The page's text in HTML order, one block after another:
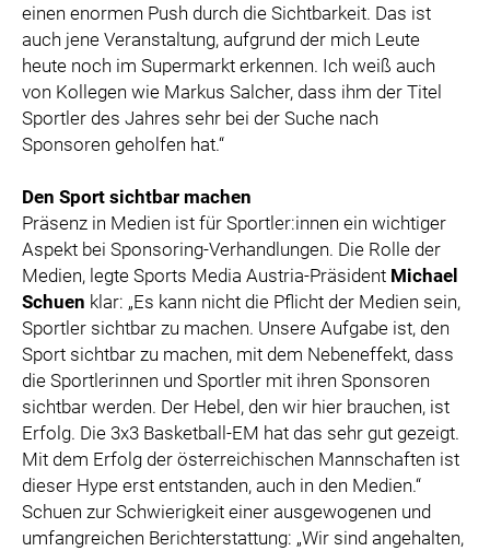
einen enormen Push durch die Sichtbarkeit. Das ist
auch jene Veranstaltung, aufgrund der mich Leute
heute noch im Supermarkt erkennen. Ich weiß auch
von Kollegen wie Markus Salcher, dass ihm der Titel
Sportler des Jahres sehr bei der Suche nach
Sponsoren geholfen hat.“
Den Sport sichtbar machen
Präsenz in Medien ist für Sportler:innen ein wichtiger
Aspekt bei Sponsoring-Verhandlungen. Die Rolle der
Medien, legte Sports Media Austria-Präsident Michael
Schuen klar: „Es kann nicht die Pflicht der Medien sein,
Sportler sichtbar zu machen. Unsere Aufgabe ist, den
Sport sichtbar zu machen, mit dem Nebeneffekt, dass
die Sportlerinnen und Sportler mit ihren Sponsoren
sichtbar werden. Der Hebel, den wir hier brauchen, ist
Erfolg. Die 3x3 Basketball-EM hat das sehr gut gezeigt.
Mit dem Erfolg der österreichischen Mannschaften ist
dieser Hype erst entstanden, auch in den Medien.“
Schuen zur Schwierigkeit einer ausgewogenen und
umfangreichen Berichterstattung: „Wir sind angehalten,